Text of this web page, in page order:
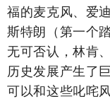
福的麦克风、爱
斯特朗（第一个
无可否认，林肯
历史发展产生了
可以和这些叱咤